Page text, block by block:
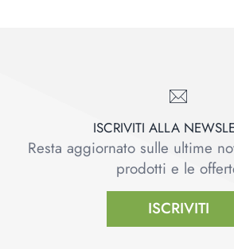
ISCRIVITI ALLA
Resta aggiornato sulle ultime
prodotti e le
ISCRIVITI